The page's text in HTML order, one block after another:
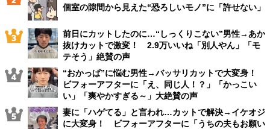
個室の隙間から見えた“恐ろしいモノ”に「許せない」
前日にカットしたのに…“しっくりこない”男性→あか
抜けカットで激変！ 2.9万いいね「別人やん」「モ
テそう」絶賛の声
“おかっぱ”に悩む男性→バッサリカットで大変身！
ビフォーアフターに「え、同じ人！？」「かっこい
い」「爽やかすぎる～」大絶賛の声
妻に「ハゲてる」と言われ…カットで解決→イケオジ
に大変身！ ビフォーアフターに「うちの夫もお願い